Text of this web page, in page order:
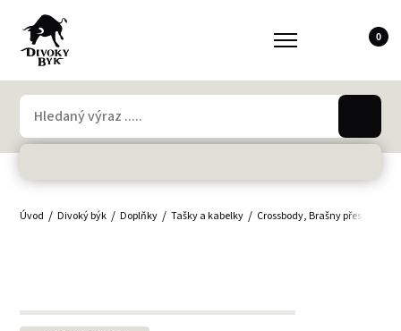
0
Úvod Divoký býk Doplňky Tašky a kabelky Crossbody, Brašny přes rameno